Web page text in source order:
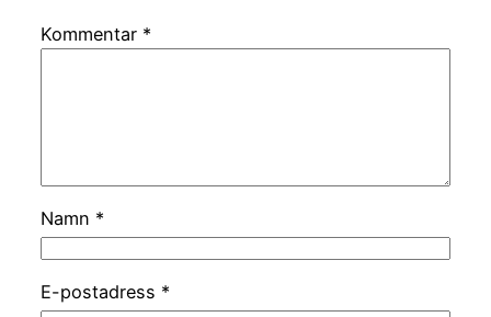
Kommentar *
Namn *
E-postadress *